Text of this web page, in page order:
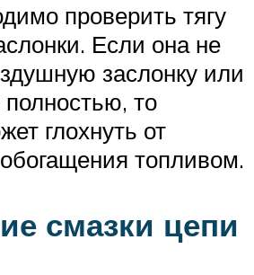
проверить тягу
Если она не
заслонку или
то
глохнуть от
топливом.
смазки цепи